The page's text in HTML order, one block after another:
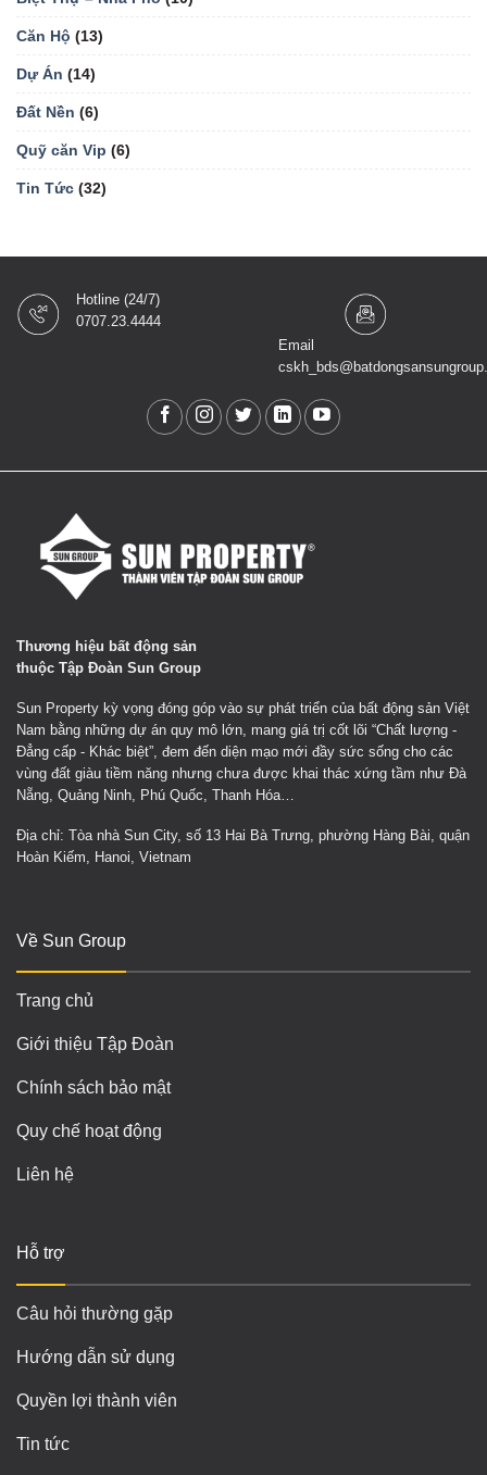
Căn Hộ (13)
Dự Án (14)
Đất Nền (6)
Quỹ căn Vip (6)
Tin Tức (32)
Hotline (24/7)
0707.23.4444
Email
Thương hiệu bất động sản
thuộc Tập Đoàn Sun Group
Sun Property kỳ vọng đóng góp vào sự phát triển của bất động sản Việt
Nam bằng những dự án quy mô lớn, mang giá trị cốt lõi “Chất lượng -
Đẳng cấp - Khác biệt”, đem đến diện mạo mới đầy sức sống cho các
vùng đất giàu tiềm năng nhưng chưa được khai thác xứng tầm như Đà
Nẵng, Quảng Ninh, Phú Quốc, Thanh Hóa…
Địa chỉ: Tòa nhà Sun City, số 13 Hai Bà Trưng, phường Hàng Bài, quận
Hoàn Kiếm, Hanoi, Vietnam
Về Sun Group
Trang chủ
Giới thiệu Tập Đoàn
Chính sách bảo mật
Quy chế hoạt động
Liên hệ
Hỗ trợ
Câu hỏi thường gặp
Hướng dẫn sử dụng
Quyền lợi thành viên
Tin tức